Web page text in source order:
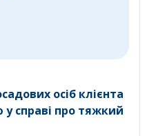
осіб клієнта
справі про тяжкий